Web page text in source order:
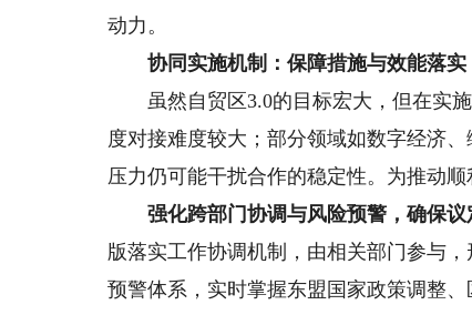
动力。
协同实施机制：保障措施与效能落实
虽然自贸区3.0的目标宏大，但在实施
度对接难度较大；部分领域如数字经济
压力仍可能干扰合作的稳定性。为推动
强化跨部门协调与风险预警，确保议
版落实工作协调机制，由相关部门参与
预警体系，实时掌握东盟国家政策调整